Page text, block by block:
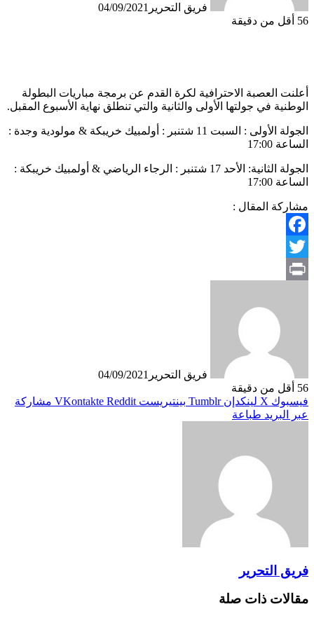
فريق التحرير 04/09/2021
56 أقل من دقيقة
أعلنت العصبة الاحترافية لكرة القدم عن برمجة مباريات البطولة
الوطنية في جولتها الأولى والثانية والتي تنطلق نهاية الأسبوع المقبل.
الجولة الأولى : السبت 11 شتنبر : أولمبيك خريبكة & مولودية وجدة :
الساعة 17:00
الجولة الثانية: الأحد 17 شتنبر : الرجاء الرياضي & أولمبيك خريبكة :
الساعة 17:00
مشاركة المقال :
Facebook
Twitter
فريق التحرير 04/09/2021
56 أقل من دقيقة
فيسبوك X لينكدإن بينتيريست
مشاركة
عبر البريد طباعة
فريق التحرير
مقالات ذات صلة